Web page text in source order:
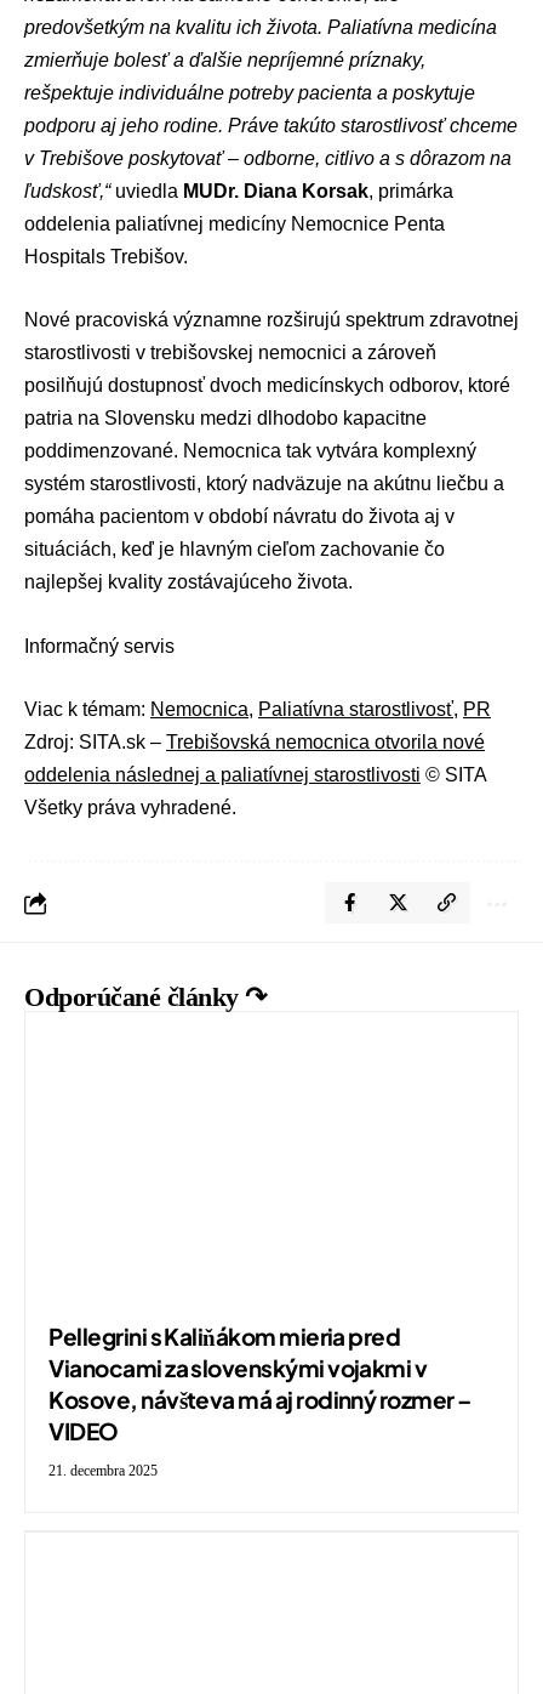
predovšetkým na kvalitu ich života. Paliatívna medicína
zmierňuje bolesť a ďalšie nepríjemné príznaky,
rešpektuje individuálne potreby pacienta a poskytuje
podporu aj jeho rodine. Práve takúto starostlivosť chceme
v Trebišove poskytovať – odborne, citlivo a s dôrazom na
ľudskosť,“ uviedla MUDr. Diana Korsak, primárka
oddelenia paliatívnej medicíny Nemocnice Penta
Hospitals Trebišov.
Nové pracoviská významne rozširujú spektrum zdravotnej
starostlivosti v trebišovskej nemocnici a zároveň
posilňujú dostupnosť dvoch medicínskych odborov, ktoré
patria na Slovensku medzi dlhodobo kapacitne
poddimenzované. Nemocnica tak vytvára komplexný
systém starostlivosti, ktorý nadväzuje na akútnu liečbu a
pomáha pacientom v období návratu do života aj v
situáciách, keď je hlavným cieľom zachovanie čo
najlepšej kvality zostávajúceho života.
Informačný servis
Viac k témam: Nemocnica, Paliatívna starostlivosť, PR
Zdroj: SITA.sk – Trebišovská nemocnica otvorila nové
oddelenia následnej a paliatívnej starostlivosti © SITA
Všetky práva vyhradené.
Odporúčané články ↷
Pellegrini s Kaliňákom mieria pred
Vianocami za slovenskými vojakmi v
Kosove, návšteva má aj rodinný rozmer –
VIDEO
21. decembra 2025